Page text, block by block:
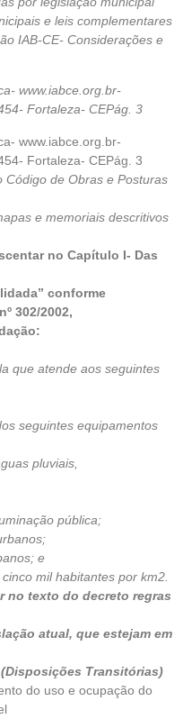
e leis complementares
IAB-CE- Considerações e
www.iabce.org.br-
Fortaleza- CEPág. 3
www.iabce.org.br-
Fortaleza- CEPág. 3
Código de Obras e Posturas
e memoriais descritivos
no Capítulo I- Das
conforme
302/2002,
que atende aos seguintes
seguintes equipamentos
pluviais,
pública;
e
mil habitantes por km2.
no texto do decreto regras
atual, que estejam em
Transitórias)
do uso e ocupação do